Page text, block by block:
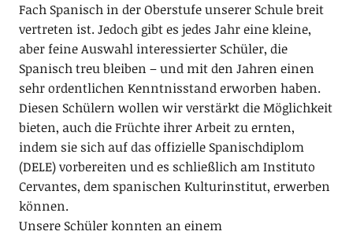
Fach Spanisch in der Oberstufe unserer Schule breit
vertreten ist. Jedoch gibt es jedes Jahr eine kleine,
aber feine Auswahl interessierter Schüler, die
Spanisch treu bleiben – und mit den Jahren einen
sehr ordentlichen Kenntnisstand erworben haben.
Diesen Schülern wollen wir verstärkt die Möglichkeit
bieten, auch die Früchte ihrer Arbeit zu ernten,
indem sie sich auf das offizielle Spanischdiplom
(DELE) vorbereiten und es schließlich am Instituto
Cervantes, dem spanischen Kulturinstitut, erwerben
können.
Unsere Schüler konnten an einem